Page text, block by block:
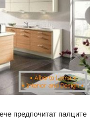
предпочитат палците